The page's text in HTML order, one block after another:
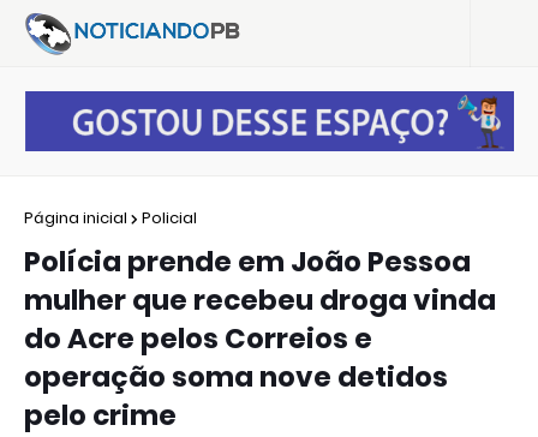
Página inicial Policial
Polícia prende em João Pessoa
mulher que recebeu droga vinda
do Acre pelos Correios e
operação soma nove detidos
pelo crime